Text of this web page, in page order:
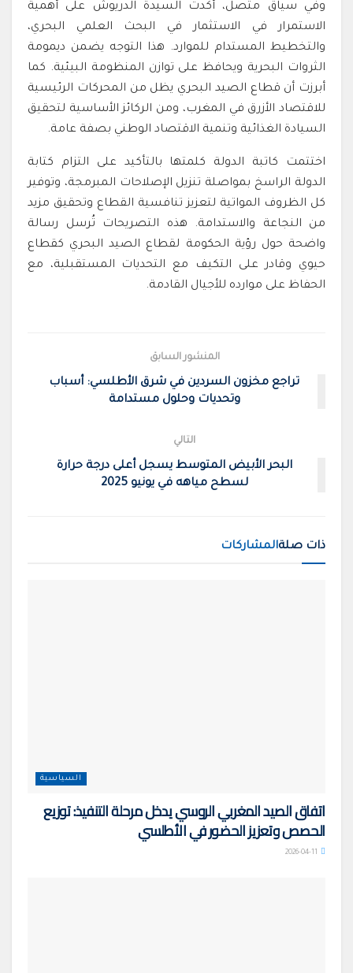
وفي سياق متصل، أكدت السيدة الدريوش على أهمية
الاستمرار في الاستثمار في البحث العلمي البحري،
والتخطيط المستدام للموارد. هذا التوجه يضمن ديمومة
الثروات البحرية ويحافظ على توازن المنظومة البيئية. كما
أبرزت أن قطاع الصيد البحري يظل من المحركات الرئيسية
للاقتصاد الأزرق في المغرب، ومن الركائز الأساسية لتحقيق
السيادة الغذائية وتنمية الاقتصاد الوطني بصفة عامة.
اختتمت كاتبة الدولة كلمتها بالتأكيد على التزام كتابة
الدولة الراسخ بمواصلة تنزيل الإصلاحات المبرمجة، وتوفير
كل الظروف المواتية لتعزيز تنافسية القطاع وتحقيق مزيد
من النجاعة والاستدامة. هذه التصريحات تُرسل رسالة
واضحة حول رؤية الحكومة لقطاع الصيد البحري كقطاع
حيوي وقادر على التكيف مع التحديات المستقبلية، مع
الحفاظ على موارده للأجيال القادمة.
المنشور السابق
تراجع مخزون السردين في شرق الأطلسي: أسباب
وتحديات وحلول مستدامة
التالي
البحر الأبيض المتوسط يسجل أعلى درجة حرارة
لسطح مياهه في يونيو 2025
ذات صلةالمشاركات
السياسية
اتفاق الصيد المغربي الروسي يدخل مرحلة التنفيذ: توزيع
الحصص وتعزيز الحضور في الأطلسي